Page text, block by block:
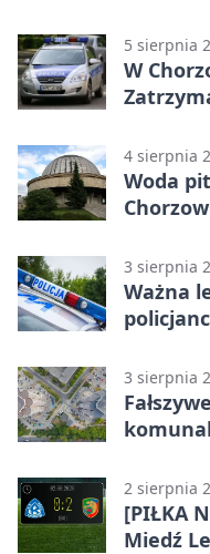
5 sierpnia
W
4 sierpnia
Woda
3 sierpnia
Ważna
3 sierpnia
2 sierpnia
[PIŁKA
Miedź